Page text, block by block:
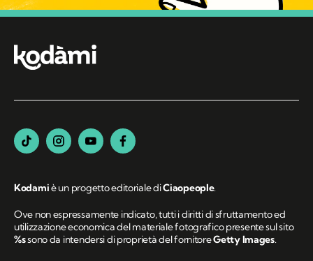
Kodamiè un progetto editoriale diCiaopeople.
Ove non espressamente indicato, tutti i diritti di sfruttamento ed
utilizzazione economica del materiale fotografico presente sul sito
%ssono da intendersi di proprietà del fornitoreGetty Images.